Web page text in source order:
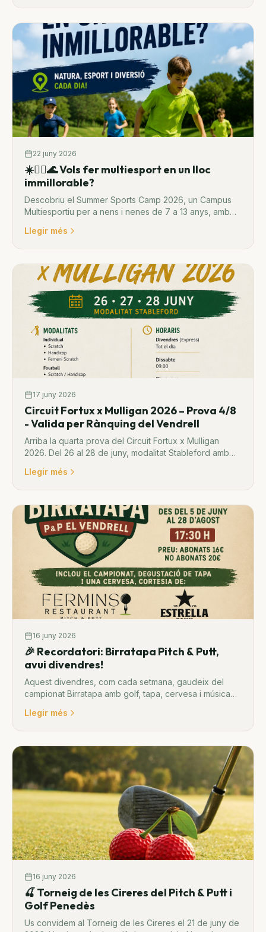
22 juny 2026
☀️🏃‍♂️🌊 Vols fer multiesport en un lloc
immillorable?
Descobriu el Summer Sports Camp 2026, un Campus
Multiesportiu per a nens i nenes de 7 a 13 anys, amb
Llegir més
17 juny 2026
Circuit Fortux x Mulligan 2026 – Prova 4/8
- Valida per Rànquing del Vendrell
Arriba la quarta prova del Circuit Fortux x Mulligan
2026. Del 26 al 28 de juny, modalitat Stableford amb
Llegir més
16 juny 2026
🎉 Recordatori: Birratapa Pitch & Putt,
avui divendres!
Aquest divendres, com cada setmana, gaudeix del
campionat Birratapa amb golf, tapa, cervesa i música
Llegir més
16 juny 2026
🍒 Torneig de les Cireres del Pitch & Putt i
Golf Penedès
Us convidem al Torneig de les Cireres el 21 de juny de